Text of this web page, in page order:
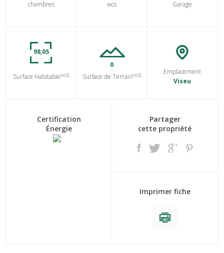
chambres wcs Garage
98,05
Surface Habitable(m2)
0
Surface de Terrain(m2)
Emplacement
Viseu
Certification
Énergie
Partager
cette propriété
Imprimer fiche